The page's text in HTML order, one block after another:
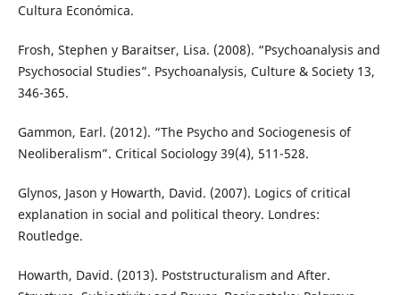
Cultura Económica.
Frosh, Stephen y Baraitser, Lisa. (2008). “Psychoanalysis and
Psychosocial Studies”. Psychoanalysis, Culture & Society 13,
346-365.
Gammon, Earl. (2012). “The Psycho and Sociogenesis of
Neoliberalism”. Critical Sociology 39(4), 511-528.
Glynos, Jason y Howarth, David. (2007). Logics of critical
explanation in social and political theory. Londres:
Routledge.
Howarth, David. (2013). Poststructuralism and After.